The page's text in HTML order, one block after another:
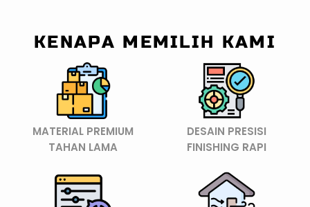
KENAPA MEMILIH KAMI
MATERIAL PREMIUM
TAHAN LAMA
DESAIN PRESISI
FINISHING RAPI